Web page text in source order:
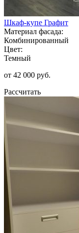
Шкаф-купе Графит
Материал фасада:
Комбинированный
Цвет:
Темный
от 42 000 руб.
Рассчитать